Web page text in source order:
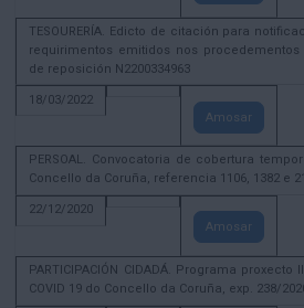
TESOURERÍA. Edicto de citación para
requirimentos emitidos nos
de reposición N2200334963
18/03/2022
Amosar
PERSOAL. Convocatoria de cobertura
Concello da Coruña, referencia 1106, 1382 e
22/12/2020
Amosar
PARTICIPACIÓN CIDADÁ. Programa
COVID 19 do Concello da Coruña, exp. 238/